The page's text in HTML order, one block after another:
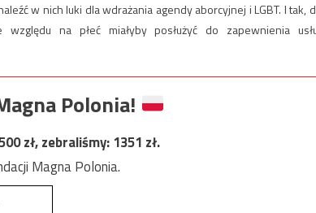
w nich luki dla wdrażania agendy aborcyjnej i LGBT. I tak,
na płeć miałyby posłużyć do zapewnienia
Polonia!
zł, zebraliśmy:1351 zł.
Magna Polonia.